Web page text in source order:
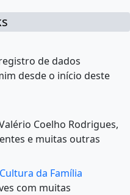
de dados
desde o início deste
Coelho Rodrigues,
e muitas outras
da Família
com muitas